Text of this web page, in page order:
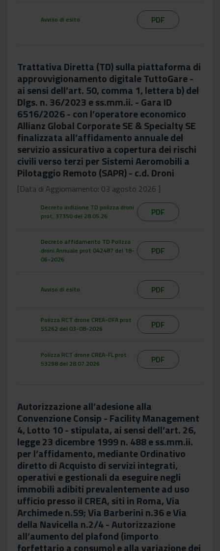
Avviso di esito PDF
Trattativa Diretta (TD) sulla piattaforma di
approvvigionamento digitale TuttoGare -
ai sensi dell’art. 50, comma 1, lettera b) del
Dlgs. n. 36/2023 e ss.mm.ii. - Gara ID
6516/2026 - con l’operatore economico
Allianz Global Corporate SE & Specialty SE
finalizzata all’affidamento annuale del
servizio assicurativo a copertura dei rischi
civili verso terzi per Sistemi Aeromobili a
Pilotaggio Remoto (SAPR) - c.d. Droni
[Data di Aggiornamento: 03 agosto 2026 ]
Decreto indizione TD polizza droni
prot. 37350 del 28.05.26
PDF
Decreto affidamento TD Polizza
droni Annuale prot 042487 del 18-
06-2026
PDF
Avviso di esito PDF
Polizza RCT drone CREA-OFA prot
55262 del 03-08-2026
PDF
Polizza RCT drone CREA-FL prot
53298 del 28.07.2026
PDF
Autorizzazione all’adesione alla
Convenzione Consip - Facility Management
4, Lotto 10 - stipulata, ai sensi dell’art. 26,
legge 23 dicembre 1999 n. 488 e ss.mm.ii.
per l’affidamento, mediante Ordinativo
diretto di Acquisto di servizi integrati,
operativi e gestionali da eseguire negli
immobili adibiti prevalentemente ad uso
ufficio presso il CREA, siti in Roma, Via
Archimede n.59; Via Barberini n.36 e Via
della Navicella n.2/4 - Autorizzazione
all’aumento del plafond (importo
forfettario a consumo) e alla variazione dei